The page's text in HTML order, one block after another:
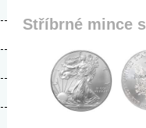
Stříbrné mince